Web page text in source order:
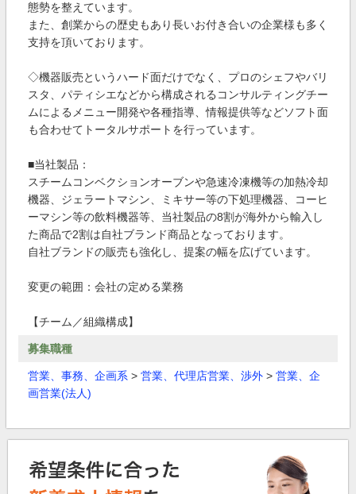
態勢を整えています。
また、創業からの歴史もあり長いお付き合いの企業様も多く
支持を頂いております。
◇機器販売というハード面だけでなく、プロのシェフやバリ
スタ、パティシエなどから構成されるコンサルティングチー
ムによるメニュー開発や各種指導、情報提供等などソフト面
も合わせてトータルサポートを行っています。
■当社製品：
スチームコンベクションオーブンや急速冷凍機等の加熱冷却
機器、ジェラートマシン、ミキサー等の下処理機器、コーヒ
ーマシン等の飲料機器等、当社製品の8割が海外から輸入し
た商品で2割は自社ブランド商品となっております。
自社ブランドの販売も強化し、提案の幅を広げています。
変更の範囲：会社の定める業務
【チーム／組織構成】
募集職種
営業、事務、企画系 > 営業、代理店営業、渉外 > 営業、企
画営業(法人)